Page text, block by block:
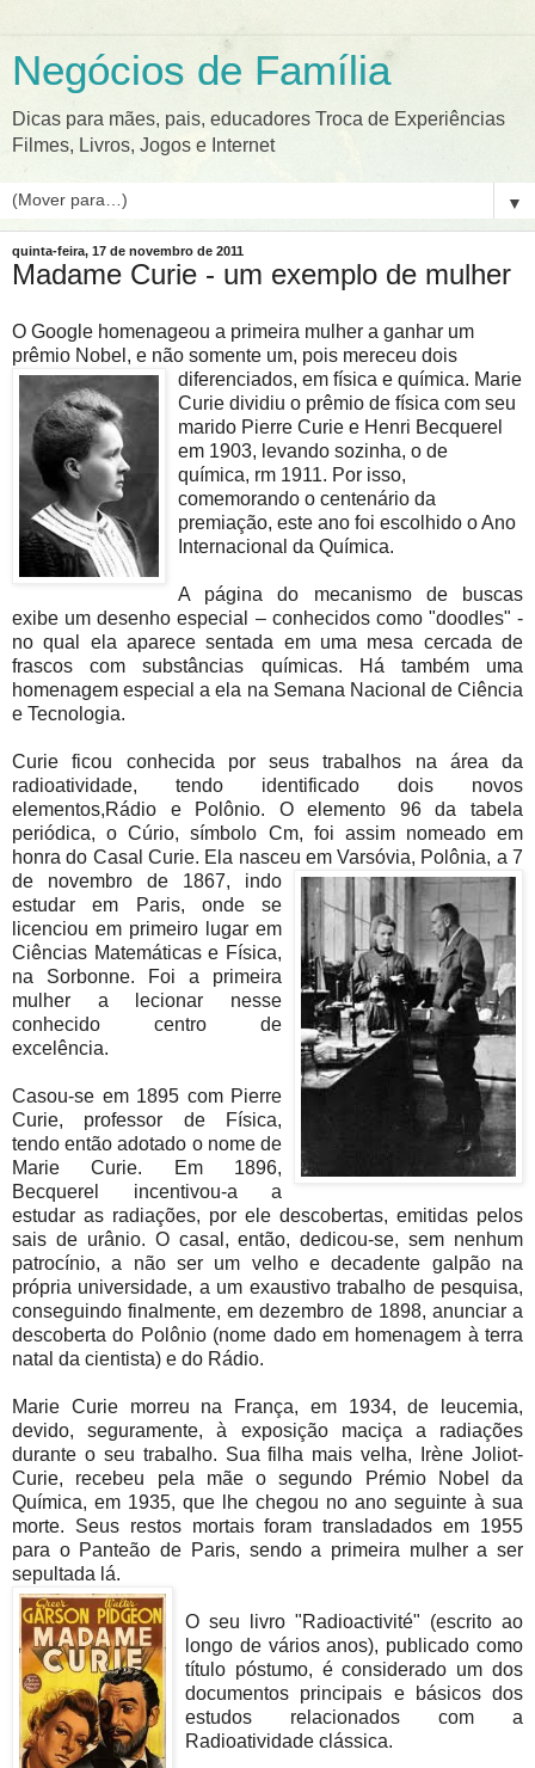
Negócios de Família
Dicas para mães, pais, educadores Troca de Experiências
Filmes, Livros, Jogos e Internet
▼
quinta-feira, 17 de novembro de 2011
Madame Curie - um exemplo de mulher
O Google homenageou a primeira mulher a ganhar um
prêmio Nobel, e não somente um, pois mereceu dois
diferenciados, em física e química. Marie
Curie dividiu o prêmio de física com seu
marido Pierre Curie e Henri Becquerel
em 1903, levando sozinha, o de
química, rm 1911. Por isso,
comemorando o centenário da
premiação, este ano foi escolhido o Ano
Internacional da Química.
A página do mecanismo de buscas
exibe um desenho especial – conhecidos como "doodles" -
no qual ela aparece sentada em uma mesa cercada de
frascos com substâncias químicas. Há também uma
homenagem especial a ela na Semana Nacional de Ciência
e Tecnologia.
Curie ficou conhecida por seus trabalhos na área da
radioatividade, tendo identificado dois novos
elementos,Rádio e Polônio. O elemento 96 da tabela
periódica, o Cúrio, símbolo Cm, foi assim nomeado em
honra do Casal Curie. Ela nasceu em Varsóvia, Polônia, a 7
de novembro de 1867, indo
estudar em Paris, onde se
licenciou em primeiro lugar em
Ciências Matemáticas e Física,
na Sorbonne. Foi a primeira
mulher a lecionar nesse
conhecido centro de
excelência.
Casou-se em 1895 com Pierre
Curie, professor de Física,
tendo então adotado o nome de
Marie Curie. Em 1896,
Becquerel incentivou-a a
estudar as radiações, por ele descobertas, emitidas pelos
sais de urânio. O casal, então, dedicou-se, sem nenhum
patrocínio, a não ser um velho e decadente galpão na
própria universidade, a um exaustivo trabalho de pesquisa,
conseguindo finalmente, em dezembro de 1898, anunciar a
descoberta do Polônio (nome dado em homenagem à terra
natal da cientista) e do Rádio.
Marie Curie morreu na França, em 1934, de leucemia,
devido, seguramente, à exposição maciça a radiações
durante o seu trabalho. Sua filha mais velha, Irène Joliot-
Curie, recebeu pela mãe o segundo Prémio Nobel da
Química, em 1935, que lhe chegou no ano seguinte à sua
morte. Seus restos mortais foram transladados em 1955
para o Panteão de Paris, sendo a primeira mulher a ser
sepultada lá.
O seu livro "Radioactivité" (escrito ao
longo de vários anos), publicado como
título póstumo, é considerado um dos
documentos principais e básicos dos
estudos relacionados com a
Radioatividade clássica.